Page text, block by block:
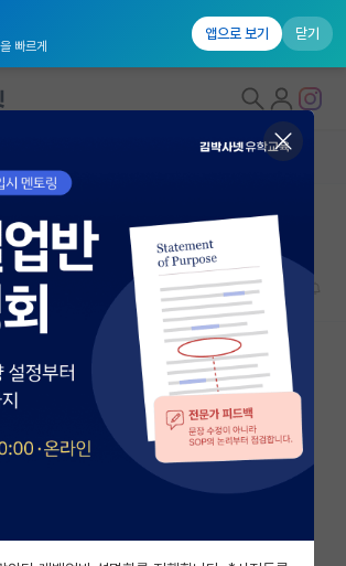
빠르게
앱으로 보기 닫기
무개랩)
이렇게 말 안듣나요?